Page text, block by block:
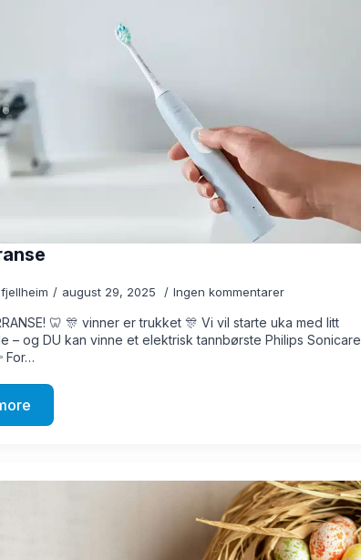
august 29, 2025 Ingen kommentarer
🦷 🎊 vinner er trukket 🎊 Vi vil starte uka med litt
– og DU kan vinne et elektrisk tannbørste Philips Sonicare
For…